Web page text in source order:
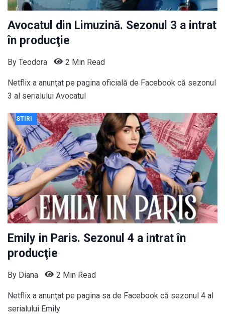
Avocatul din Limuzină. Sezonul 3 a intrat
în producţie
By Teodora 2 Min Read
Netflix a anunţat pe pagina oficială de Facebook că sezonul
3 al serialului Avocatul
STIRI
Emily in Paris. Sezonul 4 a intrat în
producţie
By Diana 2 Min Read
Netflix a anunţat pe pagina sa de Facebook că sezonul 4 al
serialului Emily